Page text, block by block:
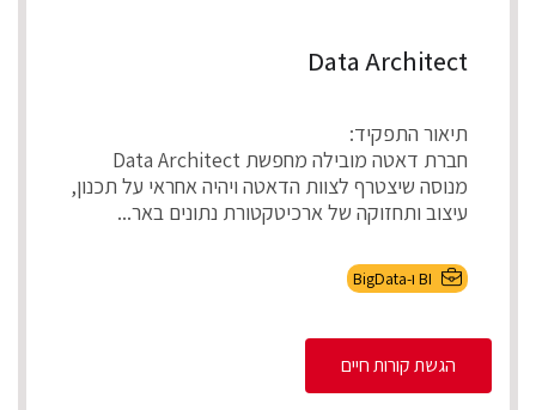
Data Architect
תיאור התפקיד:
חברת דאטה מובילה מחפשת Data Architect
מנוסה שיצטרף לצוות הדאטה ויהיה אחראי על תכנון,
עיצוב ותחזוקה של ארכיטקטורת נתונים באר...
BI ו-BigData
הגשת קורות חיים